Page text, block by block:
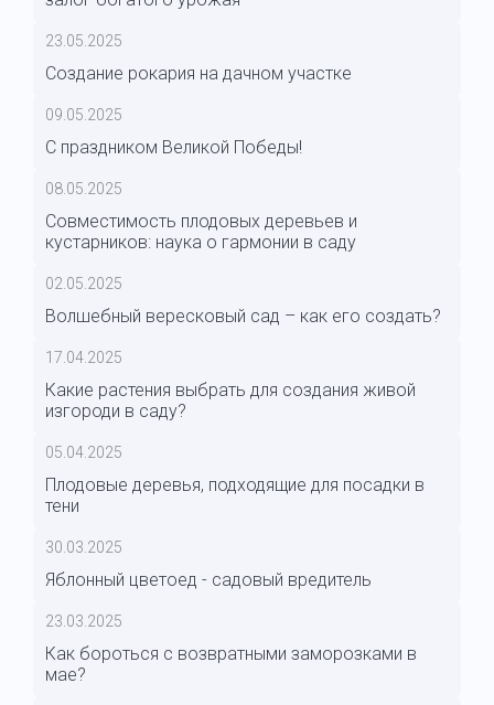
23.05.2025
Создание рокария на дачном участке
09.05.2025
С праздником Великой Победы!
08.05.2025
Совместимость плодовых деревьев и
кустарников: наука о гармонии в саду
02.05.2025
Волшебный вересковый сад – как его создать?
17.04.2025
Какие растения выбрать для создания живой
изгороди в саду?
05.04.2025
Плодовые деревья, подходящие для посадки в
тени
30.03.2025
Яблонный цветоед - садовый вредитель
23.03.2025
Как бороться с возвратными заморозками в
мае?